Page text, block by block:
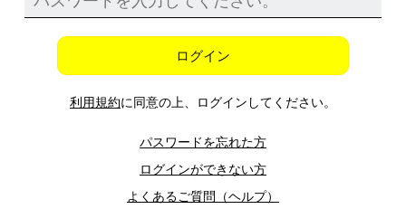
ログイン
利用規約に同意の上、ログインしてください。
パスワードを忘れた方
ログインができない方
よくあるご質問（ヘルプ）